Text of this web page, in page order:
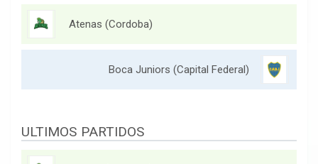
Atenas (Cordoba)
Boca Juniors (Capital Federal)
ULTIMOS PARTIDOS